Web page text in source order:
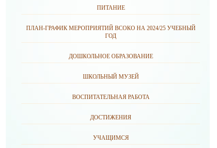
ПИТАНИЕ
ПЛАН-ГРАФИК МЕРОПРИЯТИЙ ВСОКО НА 2024/25 УЧЕБНЫЙ
ГОД
ДОШКОЛЬНОЕ ОБРАЗОВАНИЕ
ШКОЛЬНЫЙ МУЗЕЙ
ВОСПИТАТЕЛЬНАЯ РАБОТА
ДОСТИЖЕНИЯ
УЧАЩИМСЯ